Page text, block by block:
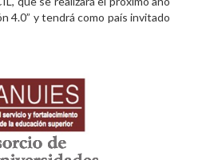
4.0” y tendrá como país invitado